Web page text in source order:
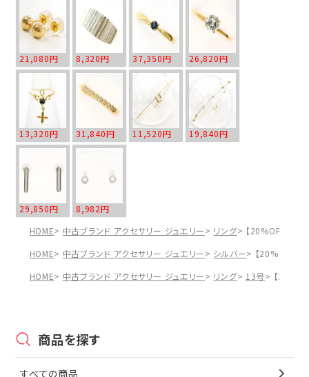
21,080円 8,320円 37,350円 26,820円
13,320円 31,840円 11,520円 19,840円
29,850円
8,982円
HOME
中古ブランド アクセサリー ジュエリー リング
【20%OFF】ア
HOME
中古ブランド アクセサリー ジュエリー シルバー
【20%OFF】
HOME
中古ブランド アクセサリー ジュエリー リング 13号 【
商品を探す
すべての商品